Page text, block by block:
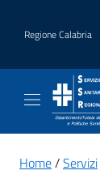
Regione Calabria
Home/Servizi